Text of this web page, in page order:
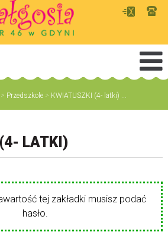
> Przedszkole > KWIATUSZKI (4- latki) ...
LATKI)
tej zakładki musisz podać
hasło.